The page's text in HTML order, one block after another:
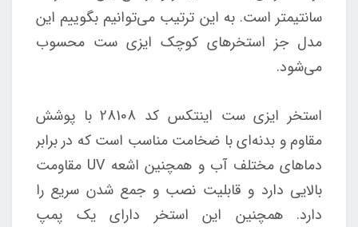
سانتیمتر است. به این ترتیب می‌توانیم بگوییم این
مدل جز استخرهای کوچک ایزی ست محسوب
می‌شود.
استخر ایزی ست اینتکس کد 28108 با پوشش
مقاوم و بدنه‌ای با ضخامت مناسب است که در برابر
دماهای مختلف آب و همچنین اشعه UV مقاومت
بالایی دارد و قابلیت نصب و جمع شدن سریع را
دارد. همچنین این استخر دارای یک پمپ